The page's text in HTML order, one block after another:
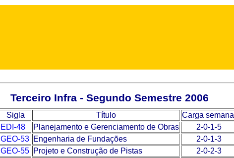
Terceiro Infra - Segundo Semestre 2006
Sigla Título
Carga semanal
EDI-48 Planejamento e Gerenciamento de Obras
2-0-1-5
GEO-53 Engenharia de Fundações
2-0-1-3
GEO-55 Projeto e Construção de Pistas
2-0-2-3